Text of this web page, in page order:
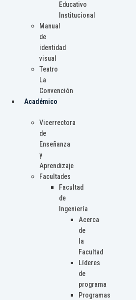
Educativo
Institucional
Manual
de
identidad
visual
Teatro
La
Convención
Académico
Vicerrectora
de
Enseñanza
y
Aprendizaje
Facultades
Facultad
de
Ingeniería
Acerca
de
la
Facultad
Líderes
de
programa
Programas